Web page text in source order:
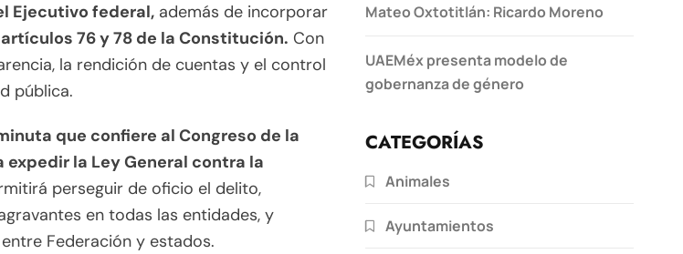
Ejecutivo federal, además de incorporar
76 y 78 de la Constitución. Con
la rendición de cuentas y el control
pública.
que confiere al Congreso de la
la Ley General contra la
perseguir de oficio el delito,
en todas las entidades, y
Federación y estados.
Mateo Oxtotitlán: Ricardo Moreno
UAEMéx presenta modelo de
gobernanza de género
CATEGORÍAS
Animales
Ayuntamientos